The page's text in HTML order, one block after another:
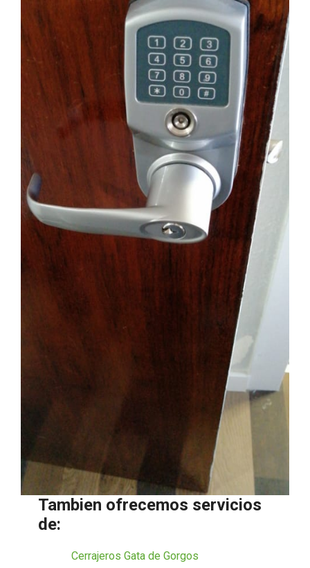
Tambien ofrecemos servicios
de:
Cerrajeros Gata de Gorgos